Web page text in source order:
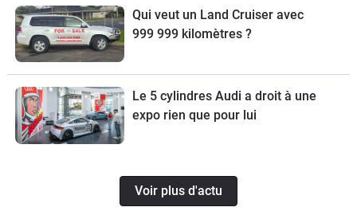
Qui veut un Land Cruiser avec
999 999 kilomètres ?
Le 5 cylindres Audi a droit à une
expo rien que pour lui
Voir plus d'actu